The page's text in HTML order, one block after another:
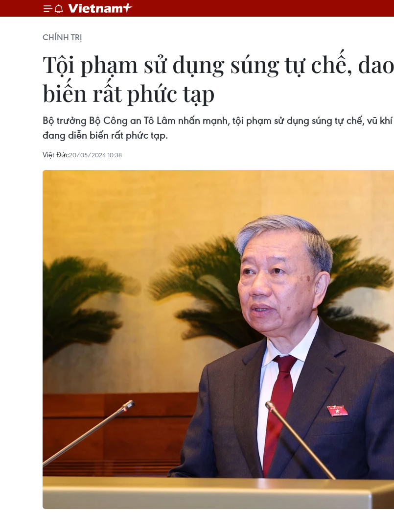
CHÍNH TRỊ
Tội phạm sử dụng súng tự chế,
biến rất phức tạp
Bộ trưởng Bộ Công an Tô Lâm nhấn mạnh, tội phạm sử dụng súng tự chế, vũ
đang diễn biến rất phức tạp.
Việt Đức20/05/2024 10:38